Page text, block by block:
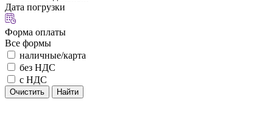
Дата погрузки
Форма оплаты
Все формы
наличные/карта
без НДС
с НДС
Очистить Найти